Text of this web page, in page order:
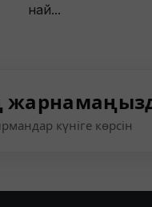
най...
күніге көрсін